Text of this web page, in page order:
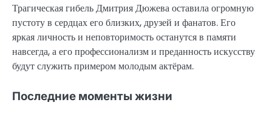
Трагическая гибель Дмитрия Дюжева оставила огромную
пустоту в сердцах его близких, друзей и фанатов. Его
яркая личность и неповторимость останутся в памяти
навсегда, а его профессионализм и преданность искусству
будут служить примером молодым актёрам.
Последние моменты жизни